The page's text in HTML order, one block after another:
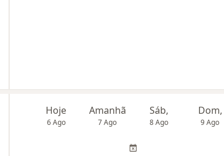
Hoje
6 Ago
Amanhã
7 Ago
Sáb,
8 Ago
Dom,
9 Ago